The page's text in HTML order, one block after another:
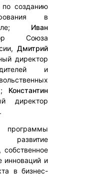
по созданию
в
Иван
Союза
Дмитрий
директор
и
Константин
директор
развитие
собственное
инноваций и
в бизнес-